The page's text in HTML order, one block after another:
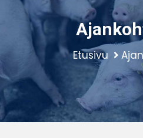
Etusivu